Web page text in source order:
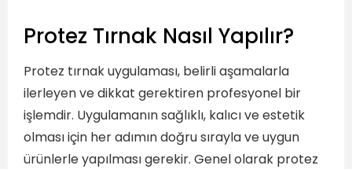
Protez Tırnak Nasıl Yapılır?
Protez tırnak uygulaması, belirli aşamalarla
ilerleyen ve dikkat gerektiren profesyonel bir
işlemdir. Uygulamanın sağlıklı, kalıcı ve estetik
olması için her adımın doğru sırayla ve uygun
ürünlerle yapılması gerekir. Genel olarak protez